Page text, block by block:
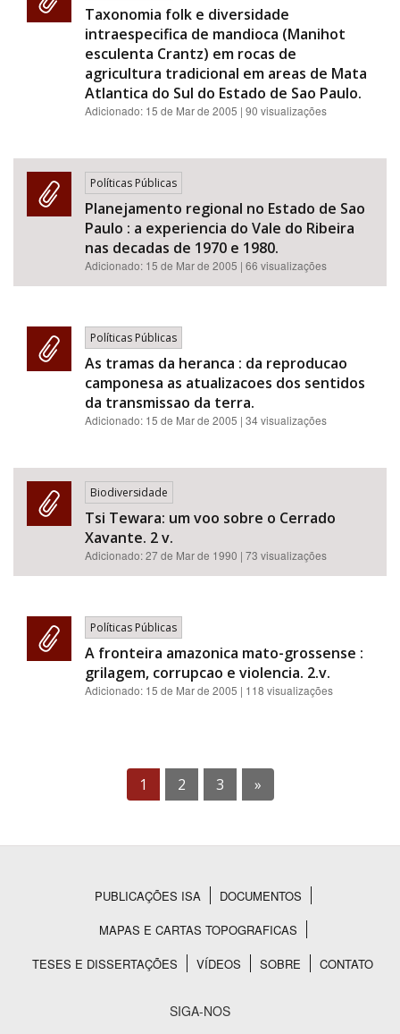
Taxonomia folk e diversidade
intraespecifica de mandioca (Manihot
esculenta Crantz) em rocas de
agricultura tradicional em areas de Mata
Atlantica do Sul do Estado de Sao Paulo.
Adicionado: 15 de Mar de 2005 | 90 visualizações
Políticas Públicas
Planejamento regional no Estado de Sao
Paulo : a experiencia do Vale do Ribeira
nas decadas de 1970 e 1980.
Adicionado: 15 de Mar de 2005 | 66 visualizações
Políticas Públicas
As tramas da heranca : da reproducao
camponesa as atualizacoes dos sentidos
da transmissao da terra.
Adicionado: 15 de Mar de 2005 | 34 visualizações
Biodiversidade
Tsi Tewara: um voo sobre o Cerrado
Xavante. 2 v.
Adicionado:27 de Mar de 1990 | 73 visualizações
Políticas Públicas
A fronteira amazonica mato-grossense :
grilagem, corrupcao e violencia. 2.v.
Adicionado: 15 de Mar de 2005 | 118 visualizações
1 2 3 »
Rodapé
PUBLICAÇÕES ISA
DOCUMENTOS
MAPAS E CARTAS TOPOGRAFICAS
TESES E DISSERTAÇÕES
VÍDEOS SOBRE CONTATO
SIGA-NOS